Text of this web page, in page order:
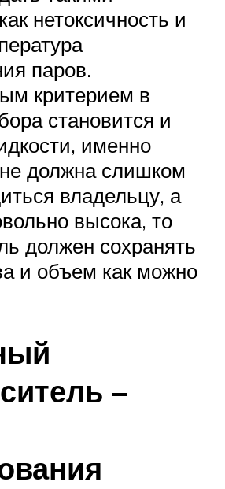
нетоксичность и
паров.
критерием в
становится и
именно
должна слишком
владельцу, а
высока, то
должен сохранять
и объем как можно
–